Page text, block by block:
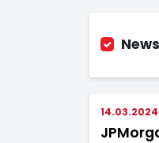
14.03.2024